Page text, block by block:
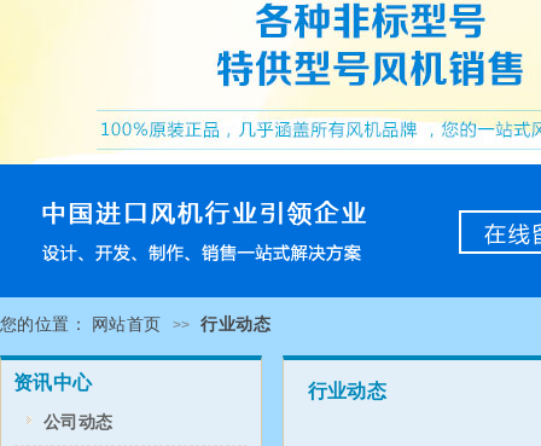
您的位置： 网站首页 >> 行业动态
资讯中心
公司动态
行业动态